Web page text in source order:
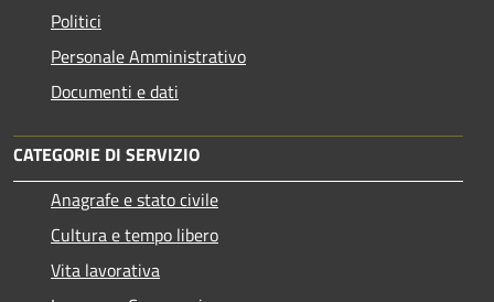
Politici
Personale Amministrativo
Documenti e dati
CATEGORIE DI SERVIZIO
Anagrafe e stato civile
Cultura e tempo libero
Vita lavorativa